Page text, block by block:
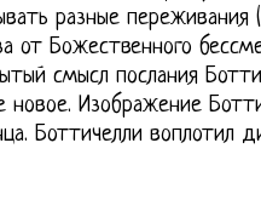
разные переживания
от Божественного
смысл послания
Изображение
Боттичелли воплотил